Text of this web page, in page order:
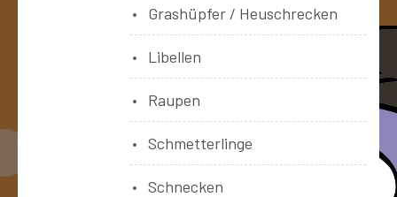
Grashüpfer / Heuschrecken
Libellen
Raupen
Schmetterlinge
Schnecken